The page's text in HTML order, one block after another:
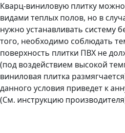
Кварц-виниловую плитку
видами теплых полов, но в
нужно устанавливать систему
того, необходимо соблюдать
поверхность плитки ПВХ не
(под воздействием высокой
виниловая плитка
данного условия приведет к
(См. инструкцию